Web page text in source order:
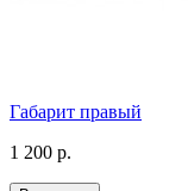
Габарит правый
1 200 р.